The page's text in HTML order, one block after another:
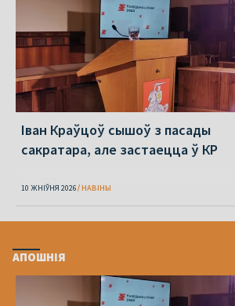
Іван Краўцоў сышоў з пасады
сакратара, але застаецца ў КР
10 ЖНІЎНЯ 2026 НАВІНЫ
АПОШНІЯ